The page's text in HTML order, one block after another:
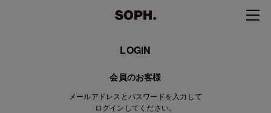
LOGIN
会員のお客様
メールアドレスとパスワードを入力して
ログインしてください。